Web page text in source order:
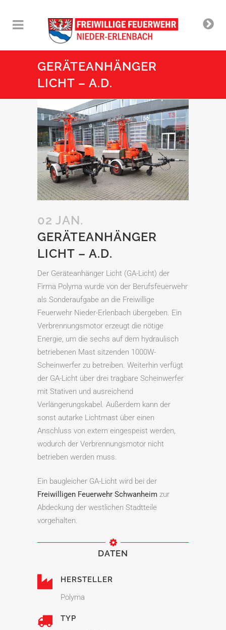
GERÄTEANHÄNGER
LICHT – A.D.
02 JAN.
GERÄTEANHÄNGER
LICHT – A.D.
Der Geräteanhänger Licht (GA-Licht) der
Firma Polyma wurde von der Berufsfeuerwehr
als Sonderaufgabe an die Freiwillige
Feuerwehr Nieder-Erlenbach übergeben. Ein
Verbrennungsmotor erzeugt die nötige
Energie, um die sechs auf dem hydraulisch
betriebenen Mast sitzenden 1000W-
Scheinwerfer zu betreiben. Weiterhin verfügt
der GA-Licht über drei tragbare Scheinwerfer
mit Stativen und ausreichend
Verlängerungskabel. Außerdem kann der
sonst autarke Lichtmast über einen
Anschluss von extern eingespeist werden,
wodurch der Verbrennungsmotor nicht
betrieben werden muss.
Ein baugleicher GA-Licht wird bei der
Freiwilligen Feuerwehr Schwanheim zur
Abdeckung der westlichen Stadtteile
vorgehalten.
DATEN
HERSTELLER
Polyma
TYP